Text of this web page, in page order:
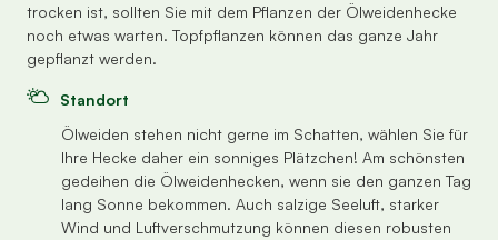
trocken ist, sollten Sie mit dem Pflanzen der Ölweidenhecke
noch etwas warten. Topfpflanzen können das ganze Jahr
gepflanzt werden.
Standort
Ölweiden stehen nicht gerne im Schatten, wählen Sie für
Ihre Hecke daher ein sonniges Plätzchen! Am schönsten
gedeihen die Ölweidenhecken, wenn sie den ganzen Tag
lang Sonne bekommen. Auch salzige Seeluft, starker
Wind und Luftverschmutzung können diesen robusten